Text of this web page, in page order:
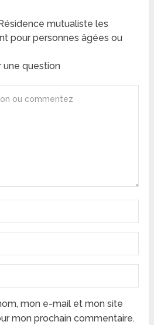
mutualiste les
pour personnes âgées ou
une question
mon e-mail et mon site
mon prochain commentaire.